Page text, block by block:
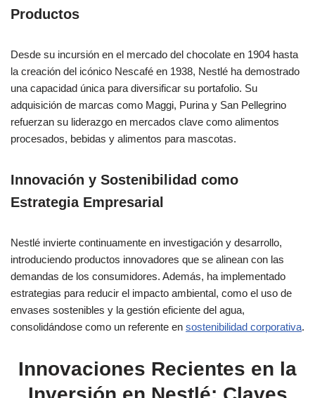
Productos
Desde su incursión en el mercado del chocolate en 1904 hasta
la creación del icónico Nescafé en 1938, Nestlé ha demostrado
una capacidad única para diversificar su portafolio. Su
adquisición de marcas como Maggi, Purina y San Pellegrino
refuerzan su liderazgo en mercados clave como alimentos
procesados, bebidas y alimentos para mascotas.
Innovación y Sostenibilidad como
Estrategia Empresarial
Nestlé invierte continuamente en investigación y desarrollo,
introduciendo productos innovadores que se alinean con las
demandas de los consumidores. Además, ha implementado
estrategias para reducir el impacto ambiental, como el uso de
envases sostenibles y la gestión eficiente del agua,
consolidándose como un referente en sostenibilidad corporativa.
Innovaciones Recientes en la